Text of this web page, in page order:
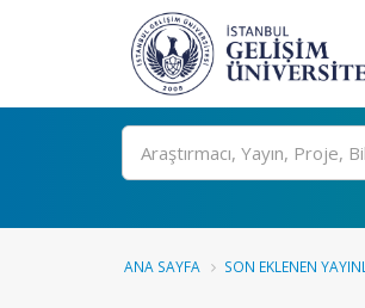
Ara
ANA SAYFA SON EKLENEN